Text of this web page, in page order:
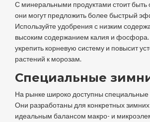
С минеральными продуктами стоит быть
они могут предложить более быстрый
Используйте удобрения с низким
высоким содержанием калия и
укрепить корневую систему и повысит
растений к морозам.
Специальные
На рынке широко доступны
Они разработаны для конкретных
идеальным балансом макро- и